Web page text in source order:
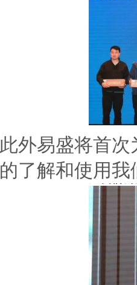
此外易盛将首
的了解和使用我